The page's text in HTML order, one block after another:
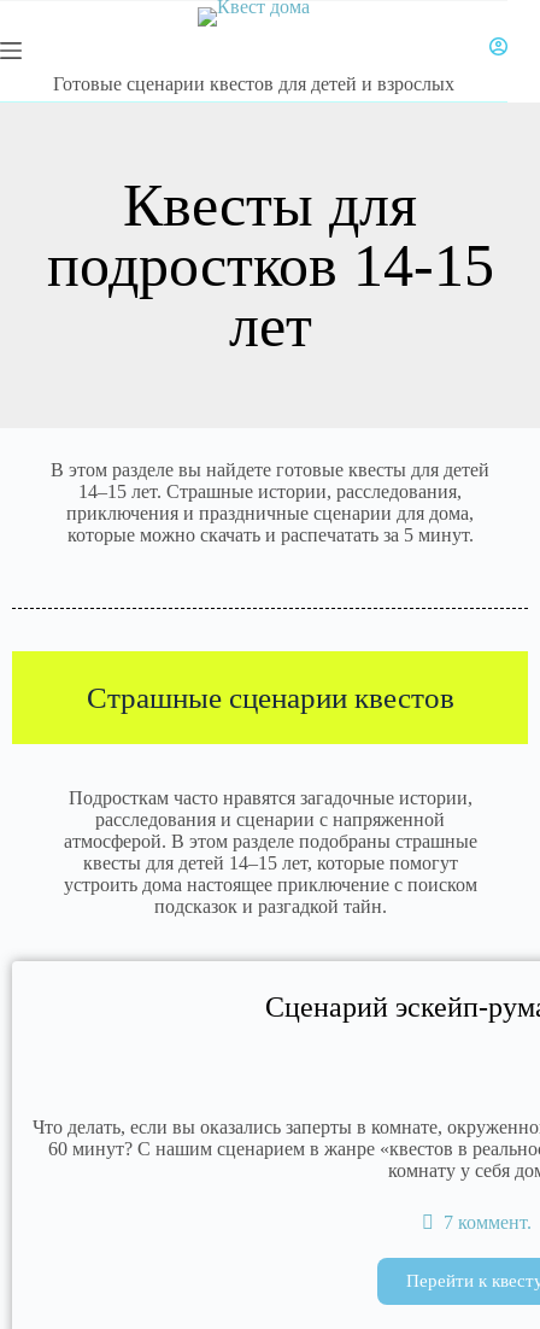
Готовые сценарии квестов для детей и взрослых
Квесты для
подростков 14-15
лет
В этом разделе вы найдете готовые квесты для детей
14–15 лет. Страшные истории, расследования,
приключения и праздничные сценарии для дома,
которые можно скачать и распечатать за 5 минут.
Страшные сценарии квестов
Подросткам часто нравятся загадочные истории,
расследования и сценарии с напряженной
атмосферой. В этом разделе подобраны страшные
квесты для детей 14–15 лет, которые помогут
устроить дома настоящее приключение с поиском
подсказок и разгадкой тайн.
Сценарий эскейп-
Что делать, если вы оказались заперты в комнате,
60 минут? С нашим сценарием в жанре «квестов в
комнату у себя
7 коммент.
Перейти к